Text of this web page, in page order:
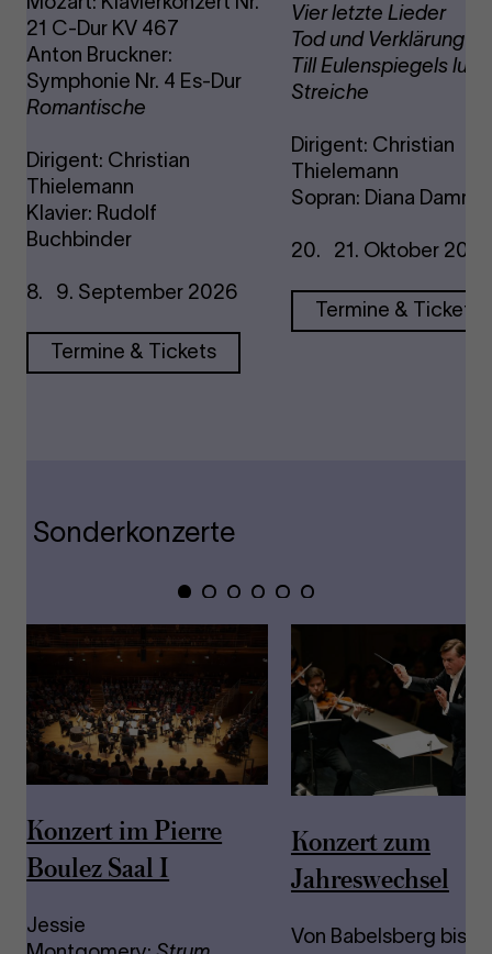
21 C-Dur KV 467
Anton Bruckner:
Symphonie Nr. 4 Es-Dur
Romantische
Dirigent: Christian
Thielemann
Klavier: Rudolf
Buchbinder
8. 9. September 2026
Termine & Tickets
Vier letzte Lieder
Tod und Verklärung
Till Eulenspiegels
Streiche
Dirigent: Christian
Thielemann
Sopran: Diana Damrau
20. 21. Oktober
Termine & Tickets
Sonderkonzerte
Zeige
Folie
1
Zeige
Folie
2
Zeige
Folie
3
Zeige
Folie
4
Zeige
Folie
5
Zeige
Folie
Konzert im Pierre
Boulez Saal I
Jessie
Konzert zum
Jahreswechsel
Von Babelsberg bis